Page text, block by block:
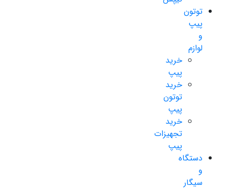
توتون
پیپ
و
لوازم
خرید
پیپ
خرید
توتون
پیپ
خرید
تجهیزات
پیپ
دستگاه
و
سیگار